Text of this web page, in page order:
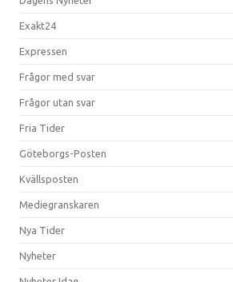
Exakt24
Expressen
Frågor med svar
Frågor utan svar
Fria Tider
Göteborgs-Posten
Kvällsposten
Mediegranskaren
Nya Tider
Nyheter